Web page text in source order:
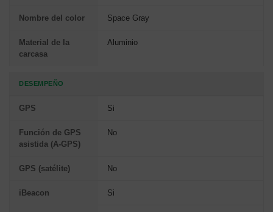
Nombre del color Space Gray
Material de la
carcasa
Aluminio
DESEMPEÑO
GPS Si
Función de GPS
asistida (A-GPS)
No
GPS (satélite) No
iBeacon Si